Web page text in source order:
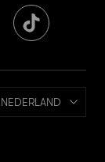
NEDERLAND